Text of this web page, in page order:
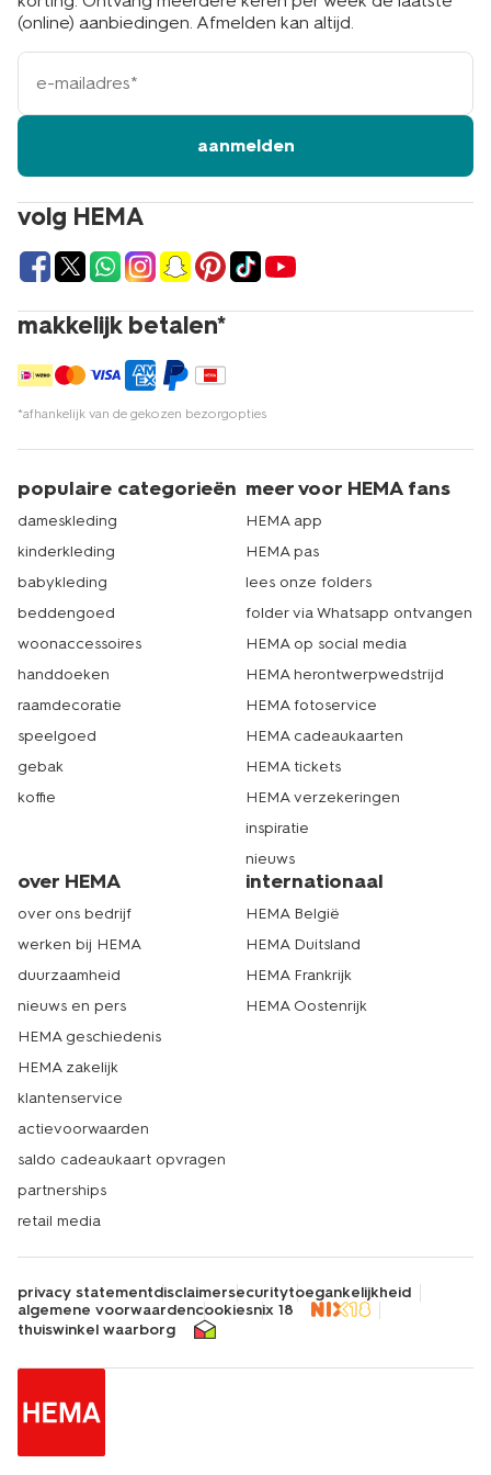
volg HEMA
makkelijk betalen*
*afhankelijk van de gekozen bezorgopties
(online) aanbiedingen. Afmelden kan altijd.
e-
mailadres
aanmelden
populaire categorieën
dameskleding
kinderkleding
babykleding
beddengoed
woonaccessoires
handdoeken
raamdecoratie
speelgoed
gebak
koffie
meer voor HEMA fans
HEMA app
HEMA pas
lees onze folders
folder via Whatsapp ontvangen
HEMA op social media
HEMA herontwerpwedstrijd
HEMA fotoservice
HEMA cadeaukaarten
HEMA tickets
HEMA verzekeringen
inspiratie
nieuws
over HEMA
over ons bedrijf
werken bij HEMA
duurzaamheid
nieuws en pers
HEMA geschiedenis
HEMA zakelijk
klantenservice
actievoorwaarden
saldo cadeaukaart opvragen
partnerships
retail media
internationaal
HEMA België
HEMA Duitsland
HEMA Frankrijk
HEMA Oostenrijk
privacy statementdisclaimersecuritytoegankelijkheid
algemene voorwaardencookiesnix 18
thuiswinkel waarborg